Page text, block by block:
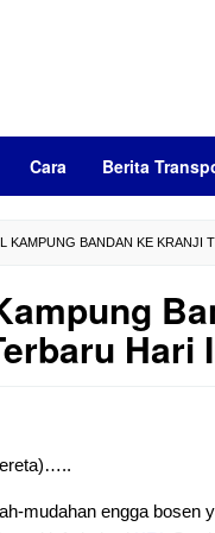
Cara Berita
KAMPUNG BANDAN KE KRANJI
Hari
mudahan engga bosen